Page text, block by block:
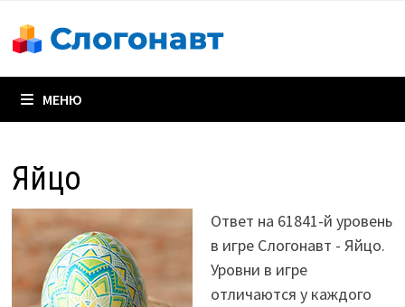
содержимому
МЕНЮ
Яйцо
Ответ на 61841-й уровень
в игре Слогонавт - Яйцо.
Уровни в игре
отличаются у каждого